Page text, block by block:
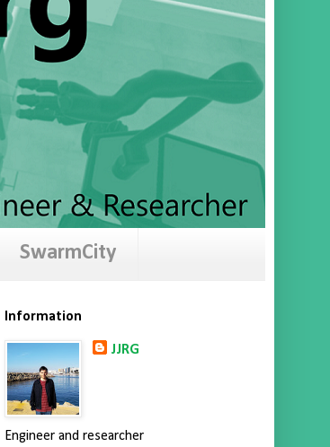
SwarmCity
Information
JJRG
Engineer and researcher